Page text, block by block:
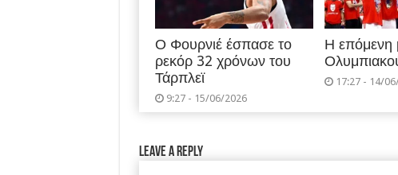
Ο Φουρνιέ έσπασε το
ρεκόρ 32 χρόνων του
Τάρπλεϊ
9:27 - 15/06/2026
Η επόμενη
17:27 - 14/
Leave a Reply